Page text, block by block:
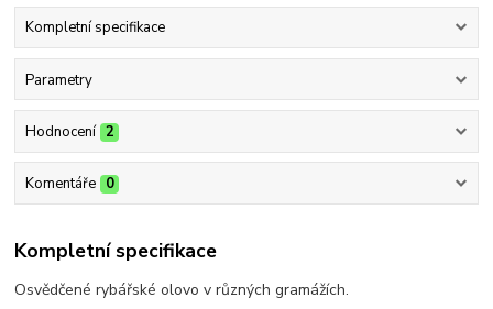
Kompletní specifikace
Parametry
Hodnocení 2
Komentáře 0
Kompletní specifikace
Osvědčené rybářské olovo v různých gramážích.